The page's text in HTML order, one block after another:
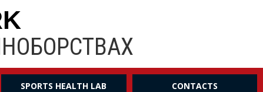
SPORTS HEALTH LAB CONTACTS